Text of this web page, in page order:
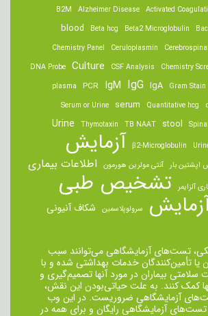
Activated
Alzheimer Disease
B2M
Beta2 Microglobulin
Beta hcg
blood
Ceruloplasmin
Chemistry Panel
Chemistry
CSF Analysis
Culture
DNA Probe
Gram Stain
IgA
IgG
IgM
PCR
plasma
Quantitative hcg
serum
Serum or Urine
stool
TB NAAT
Thymotaxin
Urine
β2-Microglobulin آزمایش
اپشتین بار آنتی مولرین هورمون اطلاعات بیماری
آلزایمر تشخیص طبی
سرولوپلاسمین شکاف آنیونی
تست‌های آزمایشگاهی می‌توانند سبب
یا تأمین‌کنندگان خدمات بهداشتی شده و با
بیماران در مورد آنها تصمیم‌گیری و
کمک کنند. به علت حیاتی‌بودن این نقش،
آزمایشگاهی ضروریست. در این وب
آزمایشگاهی رایگان و برای همه در